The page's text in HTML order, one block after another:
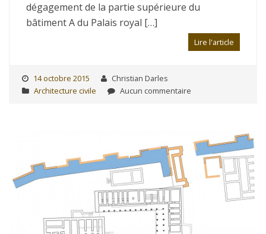
dégagement de la partie supérieure du
bâtiment A du Palais royal […]
Lire l'article
14 octobre 2015
Christian Darles
Architecture civile
Aucun commentaire